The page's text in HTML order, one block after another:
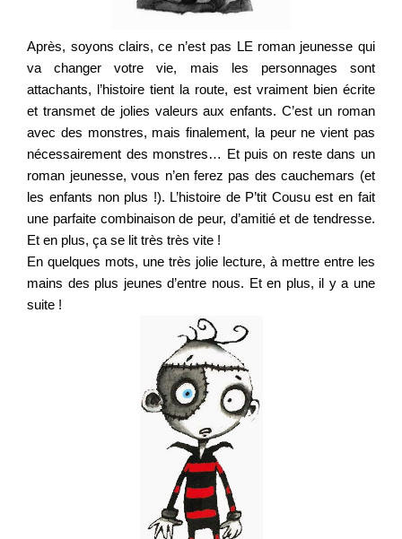
Après, soyons clairs, ce n’est pas LE roman jeunesse qui
va changer votre vie, mais les personnages sont
attachants, l’histoire tient la route, est vraiment bien écrite
et transmet de jolies valeurs aux enfants. C’est un roman
avec des monstres, mais finalement, la peur ne vient pas
nécessairement des monstres… Et puis on reste dans un
roman jeunesse, vous n’en ferez pas des cauchemars (et
les enfants non plus !). L’histoire de P’tit Cousu est en fait
une parfaite combinaison de peur, d’amitié et de tendresse.
Et en plus, ça se lit très très vite !
En quelques mots, une très jolie lecture, à mettre entre les
mains des plus jeunes d’entre nous. Et en plus, il y a une
suite !